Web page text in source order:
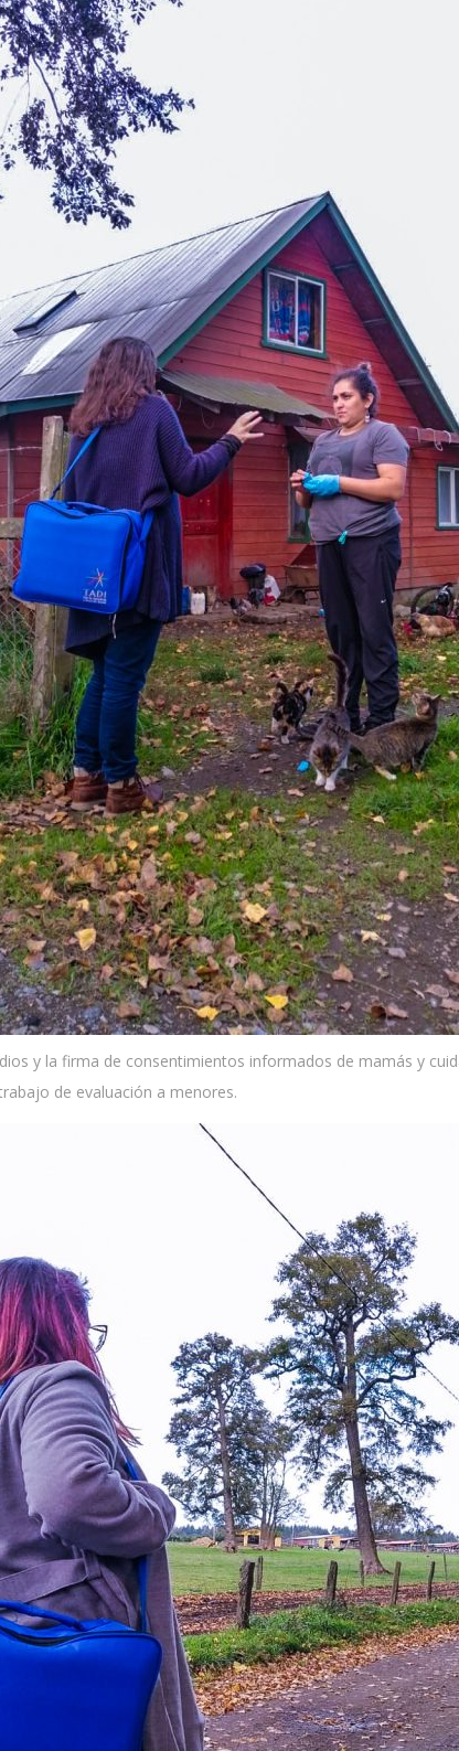
y la firma de consentimientos informados de mamás y
de evaluación a menores.